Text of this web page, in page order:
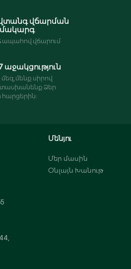
վճարման
ապահով վճարում
աջակցություն
մենք սիրով
Ձեր
հարցերին:
Մենյու
Մեր մասին
Օնլայն Խանութ